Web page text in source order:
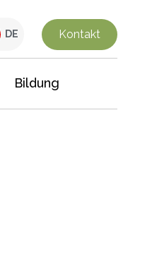
DE Kontakt
Bildung